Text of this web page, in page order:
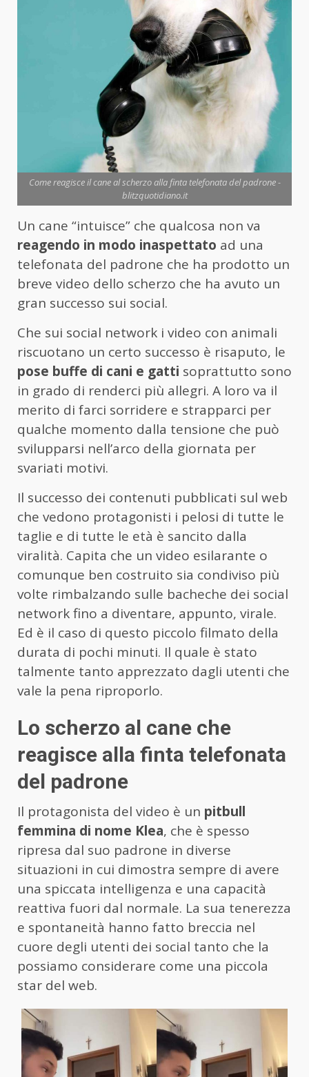
Come reagisce il cane al scherzo alla finta telefonata del padrone -
blitzquotidiano.it
Un cane “intuisce” che qualcosa non va
reagendo in modo inaspettato ad una
telefonata del padrone che ha prodotto un
breve video dello scherzo che ha avuto un
gran successo sui social.
Che sui social network i video con animali
riscuotano un certo successo è risaputo, le
pose buffe di cani e gatti soprattutto sono
in grado di renderci più allegri. A loro va il
merito di farci sorridere e strapparci per
qualche momento dalla tensione che può
svilupparsi nell’arco della giornata per
svariati motivi.
Il successo dei contenuti pubblicati sul web
che vedono protagonisti i pelosi di tutte le
taglie e di tutte le età è sancito dalla
viralità. Capita che un video esilarante o
comunque ben costruito sia condiviso più
volte rimbalzando sulle bacheche dei social
network fino a diventare, appunto, virale.
Ed è il caso di questo piccolo filmato della
durata di pochi minuti. Il quale è stato
talmente tanto apprezzato dagli utenti che
vale la pena riproporlo.
Lo scherzo al cane che
reagisce alla finta telefonata
del padrone
Il protagonista del video è un pitbull
femmina di nome Klea, che è spesso
ripresa dal suo padrone in diverse
situazioni in cui dimostra sempre di avere
una spiccata intelligenza e una capacità
reattiva fuori dal normale. La sua tenerezza
e spontaneità hanno fatto breccia nel
cuore degli utenti dei social tanto che la
possiamo considerare come una piccola
star del web.